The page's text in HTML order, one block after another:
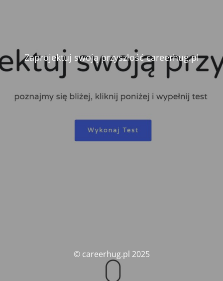
Zaprojektuj swoją przyszłość careerhug.pl
© careerhug.pl 2025